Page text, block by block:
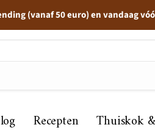
(vanaf 50 euro) en vandaag
Recepten Thuiskok